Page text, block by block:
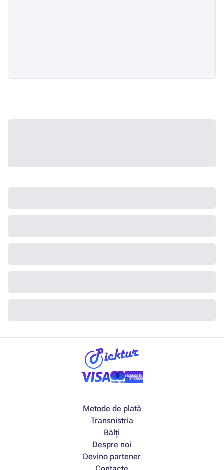
Metode de platâ
Transnistria
Bălți
Despre noi
Devino partener